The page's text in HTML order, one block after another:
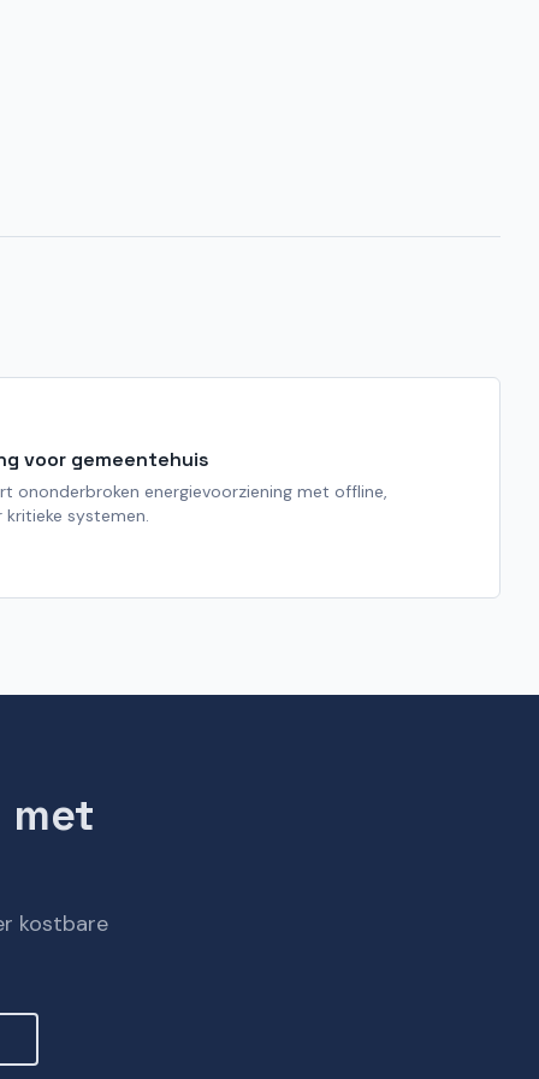
voor gemeentehuis
ononderbroken energievoorziening met offline,
systemen.
met
kostbare